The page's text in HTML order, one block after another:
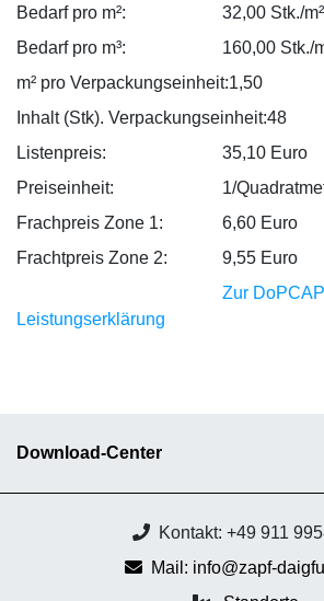
Bedarf pro m²:
32,00 Stk./m²
Bedarf pro m³:
160,00 Stk./
m² pro Verpackungseinheit:1,50
Inhalt (Stk). Verpackungseinheit:48
Listenpreis:
35,10 Euro
Preiseinheit:
1/
Frachpreis Zone 1:
6,60 Euro
Frachtpreis Zone 2:
9,55 Euro
Zur DoPCAP
Leistungserklärung
Download-Center
Kontakt: +49 911
Mail: info@zapf-